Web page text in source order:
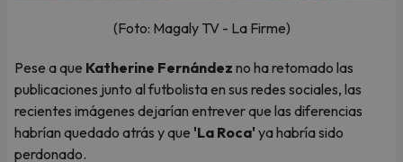
(Foto: Magaly TV - La Firme)
Pese a que Katherine Fernández no ha retomado las
publicaciones junto al futbolista en sus redes sociales, las
recientes imágenes dejarían entrever que las diferencias
habrían quedado atrás y que 'La Roca' ya habría sido
perdonado.